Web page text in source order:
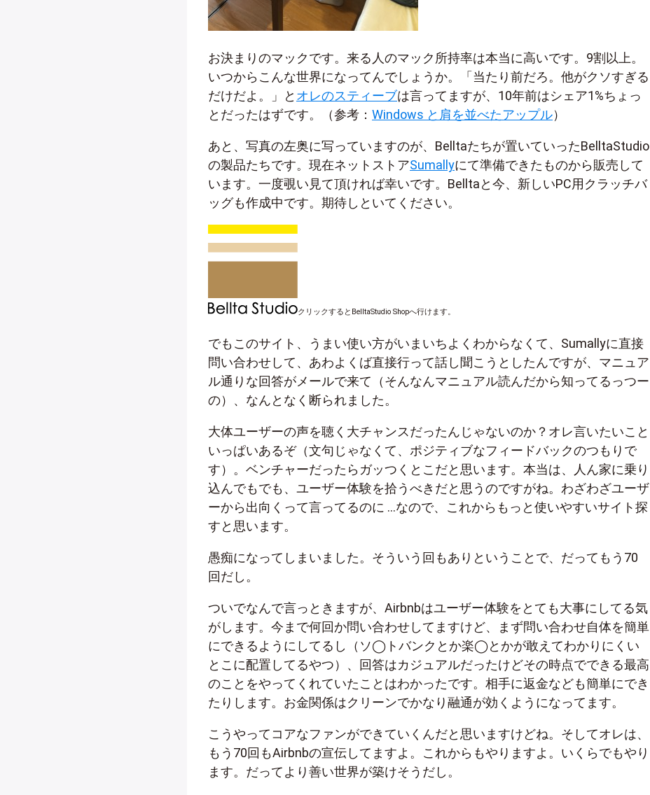
お決まりのマックです。来る人のマック所持率は本当に高いです。9割以上。
いつからこんな世界になってんでしょうか。「当たり前だろ。他がクソすぎる
だけだよ。」と オレのスティーブは言ってますが、10年前はシェア1%ちょっ
とだったはずです。（参考： Windows と肩を並べたアップル）
あと、写真の左奥に写っていますのが、Belltaたちが置いていったBelltaStudio
の製品たちです。現在ネットストアSumallyにて準備できたものから販売して
います。一度覗い見て頂ければ幸いです。Belltaと今、新しいPC用クラッチバ
ッグも作成中です。期待しといてください。
クリックするとBelltaStudio Shopへ行けます。
でもこのサイト、うまい使い方がいまいちよくわからなくて、Sumallyに直接
問い合わせして、あわよくば直接行って話し聞こうとしたんですが、マニュア
ル通りな回答がメールで来て（そんなんマニュアル読んだから知ってるっつー
の）、なんとなく断られました。
大体ユーザーの声を聴く大チャンスだったんじゃないのか？オレ言いたいこと
いっぱいあるぞ（文句じゃなくて、ポジティブなフィードバックのつもりで
す）。ベンチャーだったらガッつくとこだと思います。本当は、人ん家に乗り
込んでもでも、ユーザー体験を拾うべきだと思うのですがね。わざわざユーザ
ーから出向くって言ってるのに …なので、これからもっと使いやすいサイト探
すと思います。
愚痴になってしまいました。そういう回もありということで、だってもう70
回だし。
ついでなんで言っときますが、Airbnbはユーザー体験をとても大事にしてる気
がします。今まで何回か問い合わせしてますけど、まず問い合わせ自体を簡単
にできるようにしてるし（ソ◯トバンクとか楽◯とかが敢えてわかりにくい
とこに配置してるやつ）、回答はカジュアルだったけどその時点でできる最高
のことをやってくれていたことはわかったです。相手に返金なども簡単にでき
たりします。お金関係はクリーンでかなり融通が効くようになってます。
こうやってコアなファンができていくんだと思いますけどね。そしてオレは、
もう70回もAirbnbの宣伝してますよ。これからもやりますよ。いくらでもやり
ます。だってより善い世界が築けそうだし。